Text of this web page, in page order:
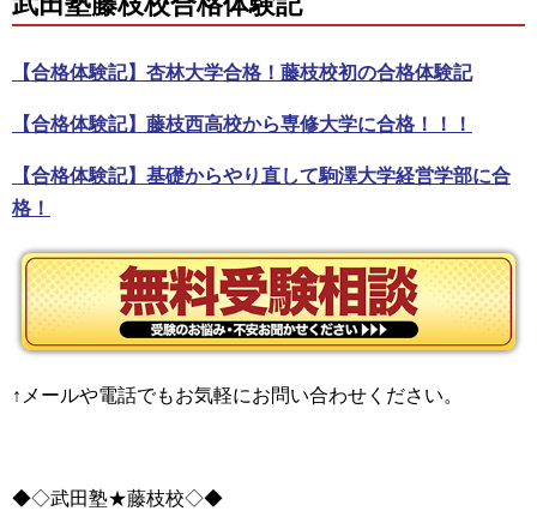
【合格体験記】杏林大学合格！藤枝校初の合格体験記
【合格体験記】藤枝西高校から専修大学に合格！！！
【合格体験記】基礎からやり直して駒澤大学経営学部に合
格！
↑メールや電話でもお気軽にお問い合わせください。
◆◇武田塾★藤枝校◇◆